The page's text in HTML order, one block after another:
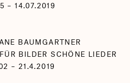
– 14.07.2019
BAUMGARTNER
BILDER SCHÖNE LIEDER
– 21.4.2019